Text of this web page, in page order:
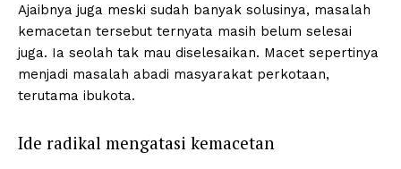
Ajaibnya juga meski sudah banyak solusinya, masalah
kemacetan tersebut ternyata masih belum selesai
juga. Ia seolah tak mau diselesaikan. Macet sepertinya
menjadi masalah abadi masyarakat perkotaan,
terutama ibukota.
Ide radikal mengatasi kemacetan